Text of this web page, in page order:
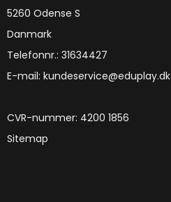
5260 Odense S
Danmark
Telefonnr.: 31634427
E-mail: kundeservice@eduplay.dk
CVR-nummer: 4200 1856
Sitemap